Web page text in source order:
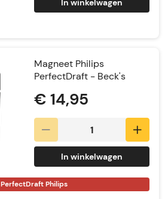
In winkelwagen
Magneet Philips
PerfectDraft - Beck's
€ 14,95
In winkelwagen
PerfectDraft Philips